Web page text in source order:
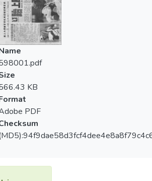
KB
PDF